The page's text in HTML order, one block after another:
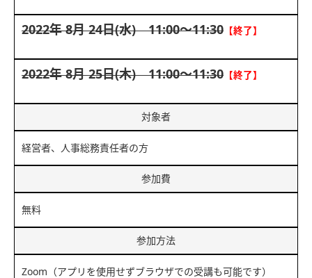
2022年 8月 24日(水) 11:00～11:30 【終了】
2022年 8月 25日(木) 11:00～11:30 【終了】
対象者
経営者、人事総務責任者の方
参加費
無料
参加方法
Zoom（アプリを使用せずブラウザでの受講も可能です）